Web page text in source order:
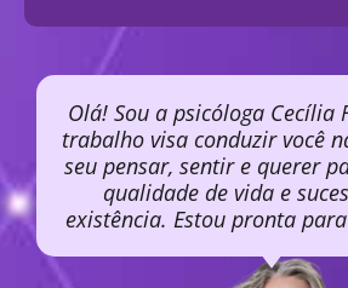
Olá! Sou a psicóloga Cecília
trabalho visa conduzir você
seu pensar, sentir e querer
qualidade de vida e
existência. Estou pronta